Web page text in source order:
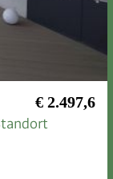
€ 2.497,6